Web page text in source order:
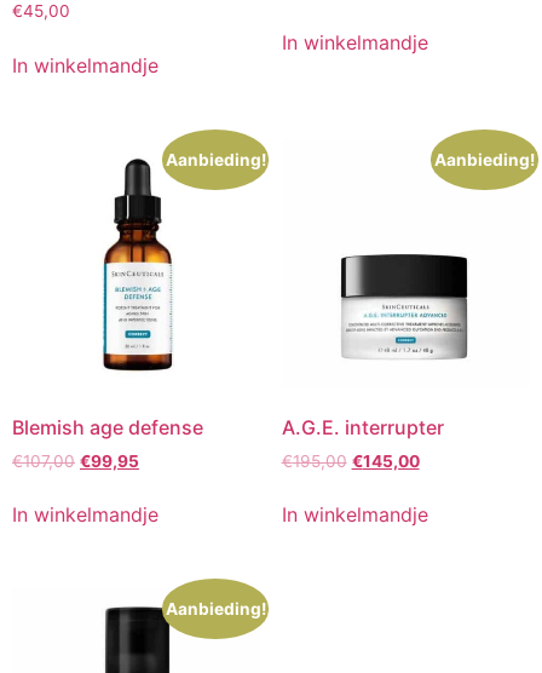
€45,00
In winkelmandje
was:
is:
€89,99.
In winkelmandje
Aanbieding!
Blemish age defense
€107,00 Oorspronkelijke
was:
€107,00.
€99,95Huidige
is:
€99,95.
In winkelmandje
Aanbieding!
A.G.E. interrupter
€195,00 Oorspronkelijke
was:
€195,00.
€145,00Huidige
is:
In winkelmandje
Aanbieding!